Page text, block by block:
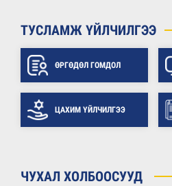
ТУСЛАМЖ ҮЙЛЧИЛГЭЭ
ӨРГӨДӨЛ ГОМДОЛ
ЦАХИМ ҮЙЛЧИЛГЭЭ
ЧУХАЛ ХОЛБООСУУД